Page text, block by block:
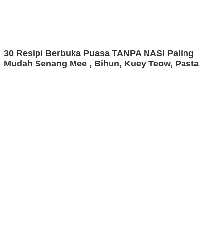
30 Resipi Berbuka Puasa TANPA NASI Paling
Mudah Senang Mee , Bihun, Kuey Teow, Pasta